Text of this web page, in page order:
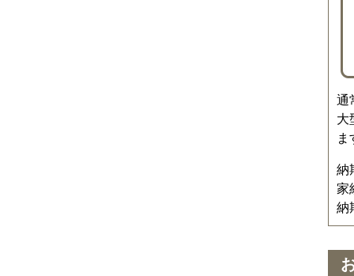
通
大
ま
納
家
納